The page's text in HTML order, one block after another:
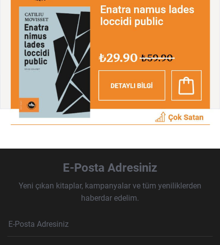
E-Posta Adresiniz
Yeni çıkan kitaplar, kampanyalar ve tüm yeniliklerden
haberdar edelim.
Haber Bülteni Aboneliği